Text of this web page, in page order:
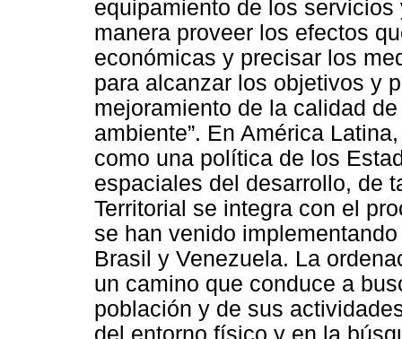
equipamiento de los
manera proveer los efectos
económicas y precisar los
para alcanzar los objetivos y
mejoramiento de la calidad
ambiente”. En América
como una política de los
espaciales del desarrollo, de
Territorial se integra con el
se han venido
Brasil y Venezuela. La
un camino que conduce a
población y de sus
del entorno físico y en la